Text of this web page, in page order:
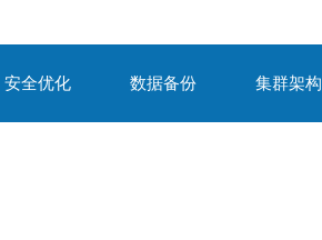
安全优化 数据备份 集群架构